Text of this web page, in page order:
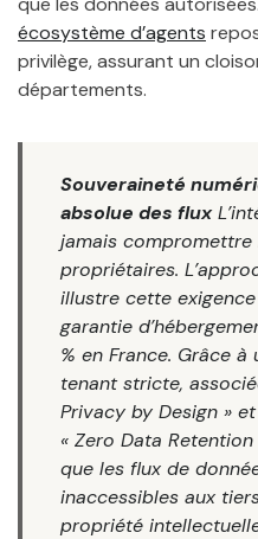
écosystème d’agents
privilège, assurant un
départements.
Souveraineté
absolue des flux
jamais
propriétaires.
illustre cette
garantie
% en France. Grâce
tenant stricte,
Privacy by Design »
« Zero Data Retention
que les flux de
inaccessibles aux
propriété